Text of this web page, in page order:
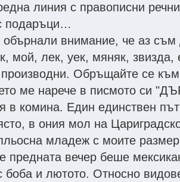
линия с правописни
подаръци…
обърнали внимание, че аз
мой, лек, уек, мяняк, звизда,
производни. Обръщайте се
ме нарече в писмото си
в комина. Един единствен
в ония мол на
младеж с моите
предната вечер беше
боба и лютото. Относно